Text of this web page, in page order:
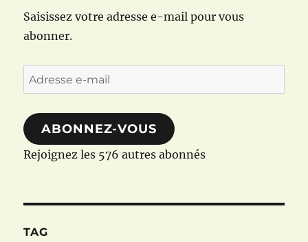
Saisissez votre adresse e-mail pour vous
abonner.
Adresse
e-
mail
ABONNEZ-VOUS
Rejoignez les 576 autres abonnés
TAG